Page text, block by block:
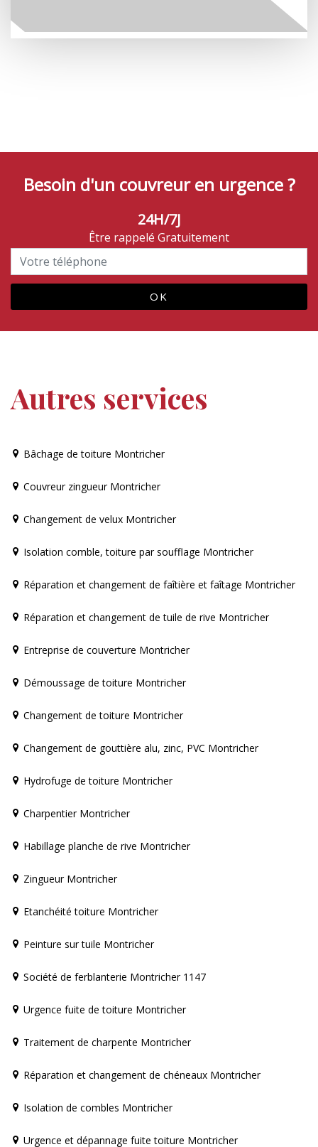
Besoin d'un couvreur en urgence ?
24H/7J
Être rappelé Gratuitement
Autres services
Bâchage de toiture Montricher
Couvreur zingueur Montricher
Changement de velux Montricher
Isolation comble, toiture par soufflage Montricher
Réparation et changement de faîtière et faîtage Montricher
Réparation et changement de tuile de rive Montricher
Entreprise de couverture Montricher
Démoussage de toiture Montricher
Changement de toiture Montricher
Changement de gouttière alu, zinc, PVC Montricher
Hydrofuge de toiture Montricher
Charpentier Montricher
Habillage planche de rive Montricher
Zingueur Montricher
Etanchéité toiture Montricher
Peinture sur tuile Montricher
Société de ferblanterie Montricher 1147
Urgence fuite de toiture Montricher
Traitement de charpente Montricher
Réparation et changement de chéneaux Montricher
Isolation de combles Montricher
Urgence et dépannage fuite toiture Montricher